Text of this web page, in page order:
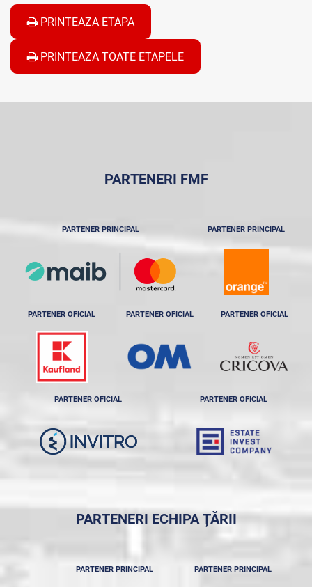
PRINTEAZA ETAPA
PRINTEAZA TOATE ETAPELE
PARTENERI FMF
PARTENER PRINCIPAL PARTENER PRINCIPAL
PARTENER OFICIAL PARTENER OFICIAL PARTENER OFICIAL
PARTENER OFICIAL PARTENER OFICIAL
PARTENERI ECHIPA ȚĂRII
PARTENER PRINCIPAL PARTENER PRINCIPAL